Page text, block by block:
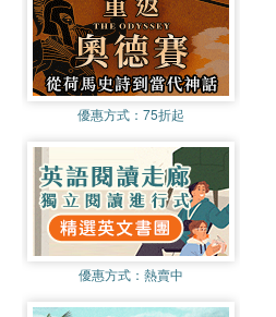
優惠方式： 75折起
優惠方式： 熱賣中